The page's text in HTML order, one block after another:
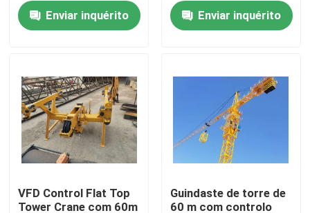
Controle de Qualidade
Fale Conosco
Pedir um orçamento
Guindaste de torre superior liso
Guindaste de torre da cabeça de martelo
M/min
Enviar inquérito Enviar inquérito
VFD Control Flat Top
Tower Crane com 60m
Guindaste de torre de
60 m com controlo